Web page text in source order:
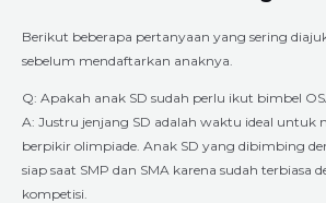
Berikut beberapa pertanyaan yang sering
sebelum mendaftarkan anaknya.
Q: Apakah anak SD sudah perlu ikut bimbel
A: Justru jenjang SD adalah waktu ideal untuk
berpikir olimpiade. Anak SD yang dibimbing
siap saat SMP dan SMA karena sudah terbiasa
kompetisi.